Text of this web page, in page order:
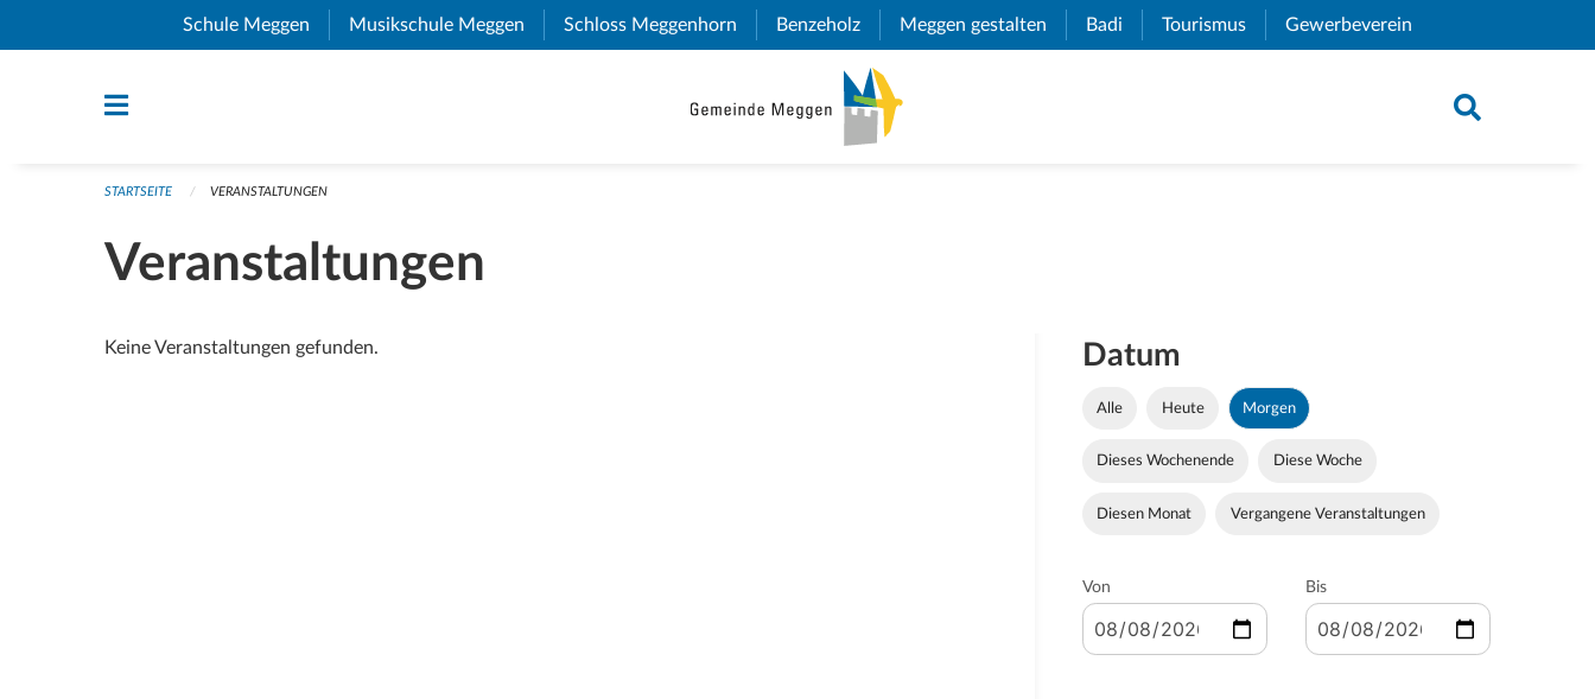
Navigation überspringen
Schule Meggen (External Link)
Musikschule Meggen (External Link)
Schloss Meggenhorn (External Link)
Benzeholz (External Link)
Meggen gestalten (External Link)
Badi (External Link)
Tourismus (External Link)
Gewerbeverein
STARTSEITE VERANSTALTUNGEN
Veranstaltungen
Keine Veranstaltungen gefunden. Datum
Alle Heute Morgen
Dieses Wochenende Diese Woche
Diesen Monat Vergangene Veranstaltungen
Von Bis